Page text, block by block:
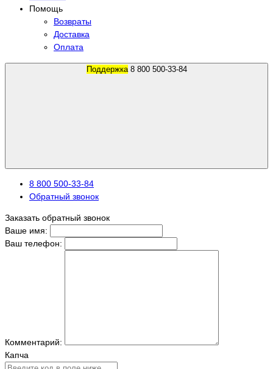
Помощь
Возвраты
Доставка
Оплата
Поддержка 8 800 500-33-84
8 800 500-33-84
Обратный звонок
Заказать обратный звонок
Ваше имя:
Ваш телефон:
Комментарий:
Капча